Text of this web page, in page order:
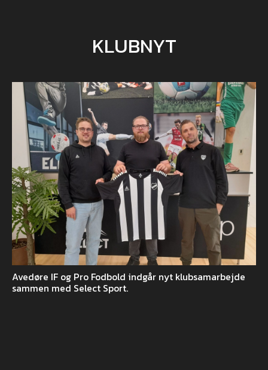
KLUBNYT
Avedøre IF og Pro Fodbold indgår nyt klubsamarbejde
sammen med Select Sport.